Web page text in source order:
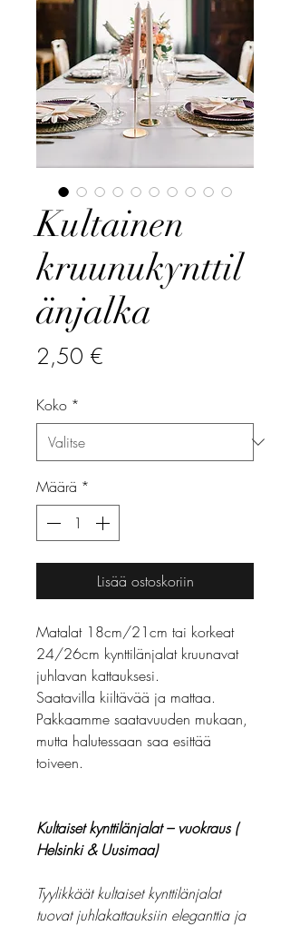
Kultainen
kruunukynttil
änjalka
2,50 €
Koko *
Määrä *
Lisää ostoskoriin
Matalat 18cm/21cm tai korkeat
24/26cm kynttilänjalat kruunavat
juhlavan kattauksesi.
Saatavilla kiiltävää ja mattaa.
Pakkaamme saatavuuden mukaan,
mutta halutessaan saa esittää
toiveen.
Kultaiset kynttilänjalat – vuokraus (
Helsinki & Uusimaa)
Tyylikkäät kultaiset kynttilänjalat
tuovat juhlakattauksiin eleganttia ja